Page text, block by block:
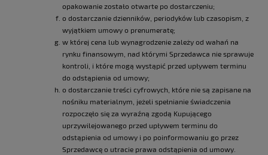
opakowanie zostało otwarte po dostarczeniu;
o dostarczanie dzienników, periodyków lub czasopism, z
wyjątkiem umowy o prenumeratę;
w której cena lub wynagrodzenie zależy od wahań na
rynku finansowym, nad którymi Sprzedawca nie sprawuje
kontroli, i które mogą wystąpić przed upływem terminu
do odstąpienia od umowy;
o dostarczanie treści cyfrowych, które nie są zapisane na
nośniku materialnym, jeżeli spełnianie świadczenia
rozpoczęło się za wyraźną zgodą Kupującego
uprzywilejowanego przed upływem terminu do
odstąpienia od umowy i po poinformowaniu go przez
Sprzedawcę o utracie prawa odstąpienia od umowy.